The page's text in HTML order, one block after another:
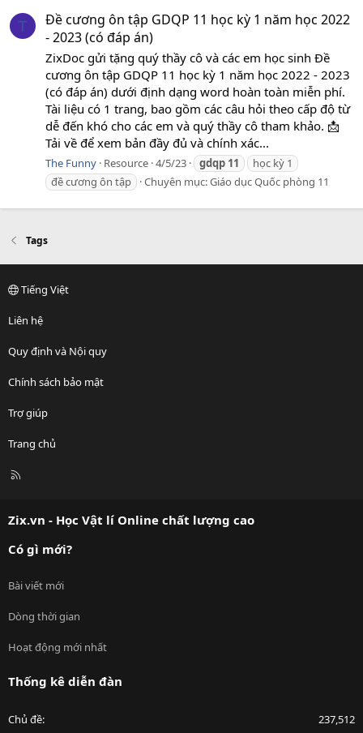
T
Đề cương ôn tập GDQP 11 học kỳ 1 năm học 2022
- 2023 (có đáp án)
ZixDoc gửi tặng quý thầy cô và các em học sinh Đề
cương ôn tập GDQP 11 học kỳ 1 năm học 2022 - 2023
(có đáp án) dưới định dạng word hoàn toàn miễn phí.
Tài liệu có 1 trang, bao gồm các câu hỏi theo cấp độ từ
dễ đến khó cho các em và quý thầy cô tham khảo. 📩
Tải về để xem bản đầy đủ và chính xác...
The Funny Resource 4/5/23 gdqp 11
học kỳ 1
đề cương ôn tập
Chuyên mục:Giáo dục Quốc phòng 11
Tags
Tiếng Việt
Liên hệ
Quy định và Nội quy
Chính sách bảo mật
Trợ giúp
Trang chủ
R
Zix.vn - Học Vật lí Online chất lượng cao
Có gì mới?
Bài viết mới
Dòng thời gian
Hoạt động mới nhất
Thống kê diễn đàn
Chủ đề 237,512